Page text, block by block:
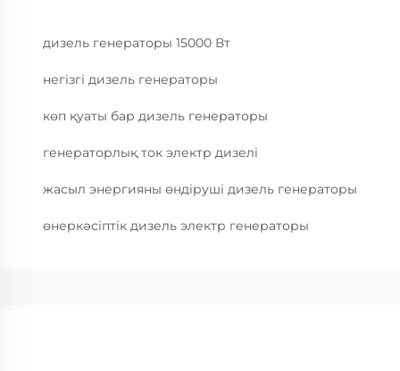
дизель генераторы 15000 Вт
негізгі дизель генераторы
көп қуаты бар дизель генераторы
генераторлық ток электр дизелі
жасыл энергияны өндіруші дизель генераторы
өнеркәсіптік дизель электр генераторы